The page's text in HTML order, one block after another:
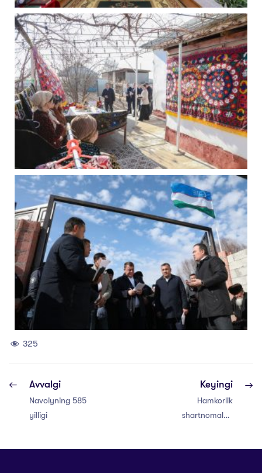
325
Avvalgi
Navoiyning 585
yilligi
Keyingi
Hamkorlik
shartnomalari